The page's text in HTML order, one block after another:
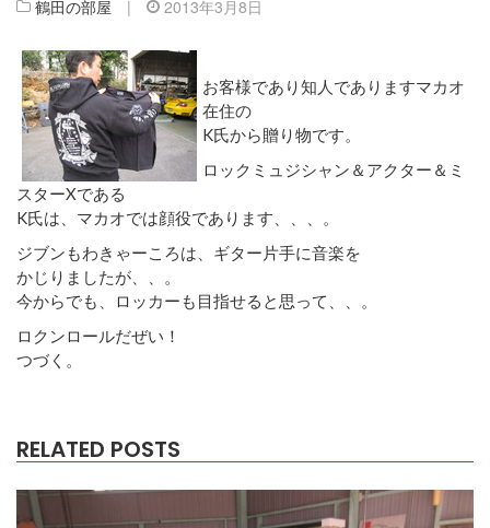
鶴田の部屋 | 2013年3月8日
お客様であり知人でありますマカオ
在住の
K氏から贈り物です。
ロックミュジシャン＆アクター＆ミ
スターXである
K氏は、マカオでは顔役であります、、、。
ジブンもわきゃーころは、ギター片手に音楽を
かじりましたが、、。
今からでも、ロッカーも目指せると思って、、。
ロクンロールだぜい！
つづく。
RELATED POSTS